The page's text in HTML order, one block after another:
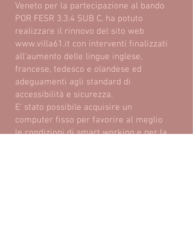
Veneto per la partecipazione al bando
POR FESR 3.3.4 SUB C, ha potuto
realizzare il rinnovo del sito web
www.villa61.it con interventi finalizzati
all’aumento delle lingue inglese,
francese, tedesco e olandese ed
adeguamenti agli standard di
accessibilità e sicurezza.
E’ stato possibile acquisire un
computer fisso per favorire al meglio
le condizioni di smart working e per la